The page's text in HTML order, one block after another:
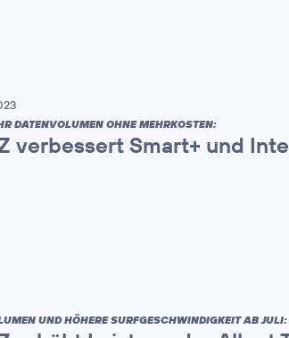
DATENVOLUMEN OHNE MEHRKOSTEN:
verbessert Smart+ und
UND HÖHERE SURFGESCHWINDIGKEIT AB JULI: